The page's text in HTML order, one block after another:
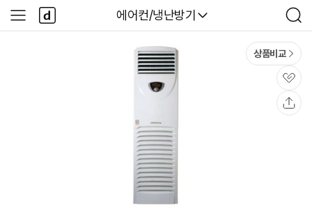
다나와
에어컨/냉난방기
검
색
사
이
다
나
와
상품비교
관
심